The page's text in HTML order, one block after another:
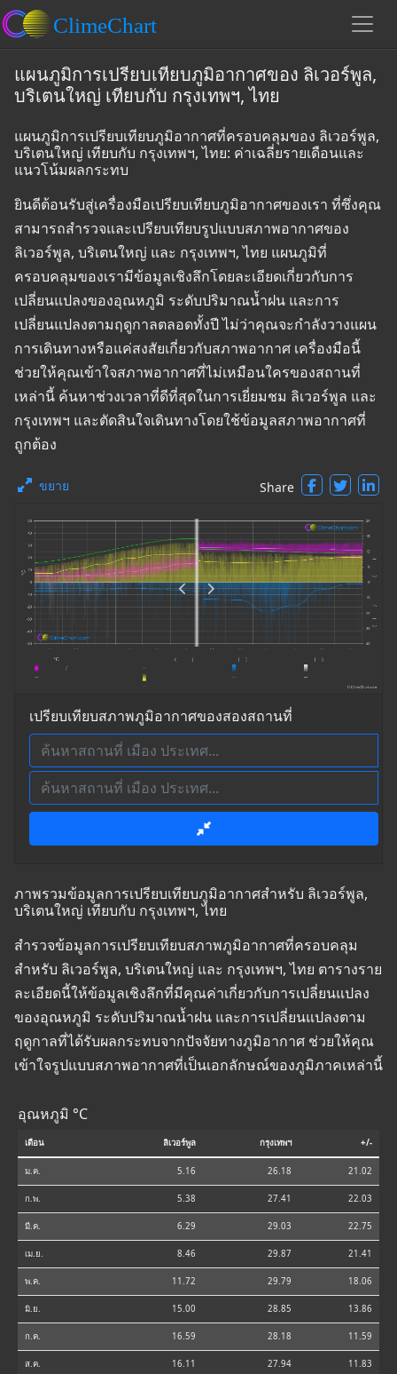
แผนภูมิการเปรียบเทียบภูมิอากาศของ ลิเวอร์พูล,
บริเตนใหญ่ เทียบกับ กรุงเทพฯ, ไทย
แผนภูมิการเปรียบเทียบภูมิอากาศที่ครอบคลุมของ ลิเวอร์พูล,
บริเตนใหญ่ เทียบกับ กรุงเทพฯ, ไทย: ค่าเฉลี่ยรายเดือนและ
แนวโน้มผลกระทบ
ยินดีต้อนรับสู่เครื่องมือเปรียบเทียบภูมิอากาศของเรา ที่ซึ่งคุณ
สามารถสำรวจและเปรียบเทียบรูปแบบสภาพอากาศของ
ลิเวอร์พูล, บริเตนใหญ่ และ กรุงเทพฯ, ไทย แผนภูมิที่
ครอบคลุมของเรามีข้อมูลเชิงลึกโดยละเอียดเกี่ยวกับการ
เปลี่ยนแปลงของอุณหภูมิ ระดับปริมาณน้ำฝน และการ
เปลี่ยนแปลงตามฤดูกาลตลอดทั้งปี ไม่ว่าคุณจะกำลังวางแผน
การเดินทางหรือแค่สงสัยเกี่ยวกับสภาพอากาศ เครื่องมือนี้
ช่วยให้คุณเข้าใจสภาพอากาศที่ไม่เหมือนใครของสถานที่
เหล่านี้ ค้นหาช่วงเวลาที่ดีที่สุดในการเยี่ยมชม ลิเวอร์พูล และ
กรุงเทพฯ และตัดสินใจเดินทางโดยใช้ข้อมูลสภาพอากาศที่
ถูกต้อง
ขยาย Share
เปรียบเทียบสภาพภูมิอากาศของสองสถานที่
ภาพรวมข้อมูลการเปรียบเทียบภูมิอากาศสำหรับ ลิเวอร์พูล,
บริเตนใหญ่ เทียบกับ กรุงเทพฯ, ไทย
สำรวจข้อมูลการเปรียบเทียบสภาพภูมิอากาศที่ครอบคลุม
สำหรับ ลิเวอร์พูล, บริเตนใหญ่ และ กรุงเทพฯ, ไทย ตารางราย
ละเอียดนี้ให้ข้อมูลเชิงลึกที่มีคุณค่าเกี่ยวกับการเปลี่ยนแปลง
ของอุณหภูมิ ระดับปริมาณน้ำฝน และการเปลี่ยนแปลงตาม
ฤดูกาลที่ได้รับผลกระทบจากปัจจัยทางภูมิอากาศ ช่วยให้คุณ
เข้าใจรูปแบบสภาพอากาศที่เป็นเอกลักษณ์ของภูมิภาคเหล่านี้
อุณหภูมิ °C
เดือน ลิเวอร์พูล กรุงเทพฯ +/-
ม.ค. 5.16 26.18 21.02
ก.พ. 5.38 27.41 22.03
มี.ค. 6.29 29.03 22.75
เม.ย. 8.46 29.87 21.41
พ.ค. 11.72 29.79 18.06
มิ.ย. 15.00 28.85 13.86
ก.ค. 16.59 28.18 11.59
ส.ค. 16.11 27.94 11.83